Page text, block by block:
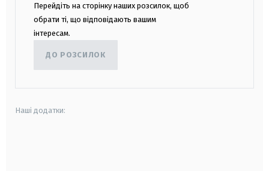
Перейдіть на сторінку наших розсилок, щоб
обрати ті, що відповідають вашим
інтересам.
ДО РОЗСИЛОК
Наші додатки: